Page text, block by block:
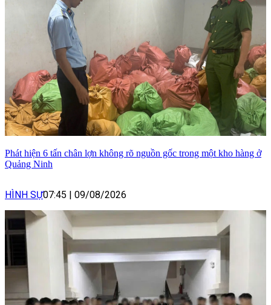
Phát hiện 6 tấn chân lợn không rõ nguồn gốc trong một kho hàng ở
Quảng Ninh
HÌNH SỰ07:45 | 09/08/2026